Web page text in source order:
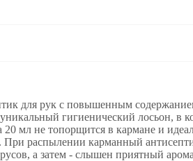
для рук с повышенным
гигиенический лосьон, в
20 мл не топорщится в кармане и
распылении карманный
а затем - слышен приятный